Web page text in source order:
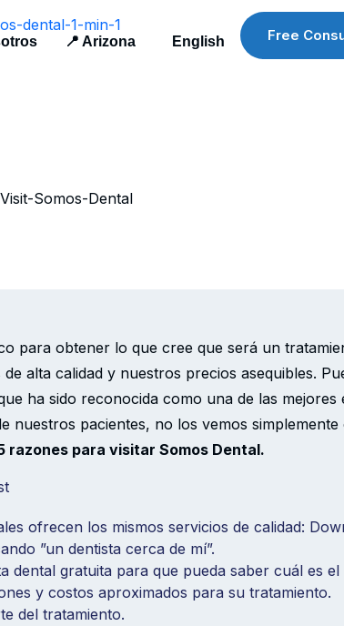
📍 Arizona English Free
para obtener lo que cree que será un
alta calidad y nuestros precios asequibles.
ha sido reconocida como una de las mejores
nuestros pacientes, no los vemos simplemente
razones para visitar Somos Dental.
ofrecen los mismos servicios de calidad:
”un dentista cerca de mí”.
dental gratuita para que pueda saber cuál es el
y costos aproximados para su tratamiento.
del tratamiento.